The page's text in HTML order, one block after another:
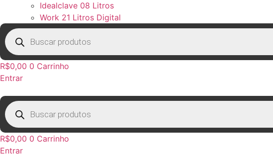
Idealclave 08 Litros
Work 21 Litros Digital
Pesquisar
produtos
R$0,00 0 Carrinho
Entrar
Pesquisar
produtos
R$0,00 0 Carrinho
Entrar